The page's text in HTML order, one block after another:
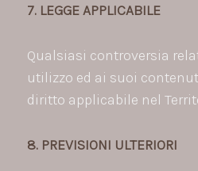
7. LEGGE APPLICABILE
Qualsiasi controversia
utilizzo ed ai suoi
diritto applicabile nel
8. PREVISIONI ULTERIORI